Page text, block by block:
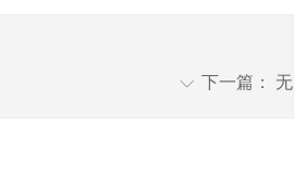
ꀅ 下一篇： 无